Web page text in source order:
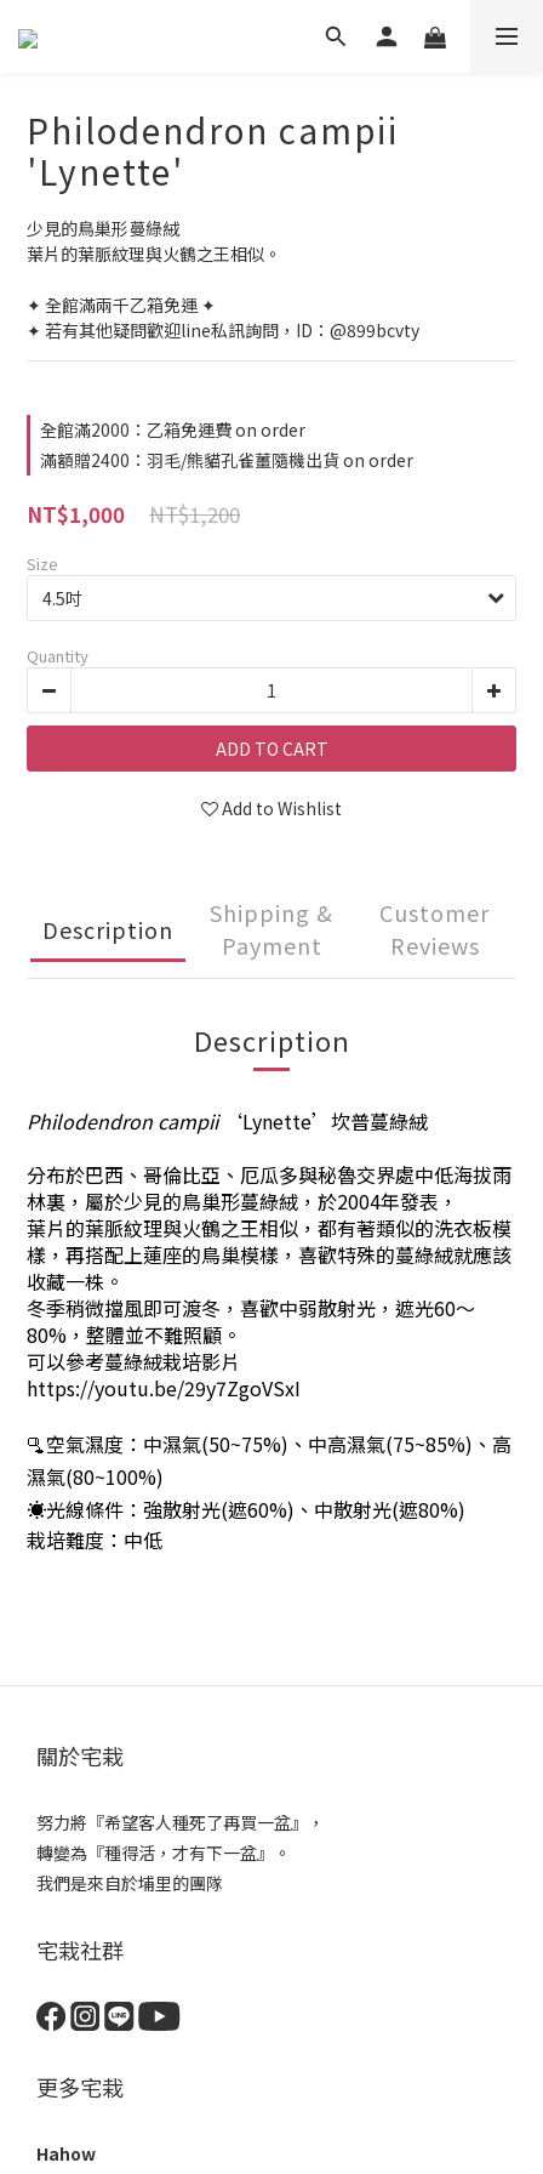
Philodendron campii
'Lynette'
少見的鳥巢形蔓綠絨
葉片的葉脈紋理與火鶴之王相似。
✦ 全館滿兩千乙箱免運 ✦
✦ 若有其他疑問歡迎line私訊詢問，ID：@899bcvty
全館滿2000：乙箱免運費 on order
滿額贈2400：羽毛/熊貓孔雀薑隨機出貨 on order
NT$1,200
NT$1,000
Size
Quantity
ADD TO CART
Add to Wishlist
Description
Shipping &
Payment
Customer
Reviews
Description
Philodendron campii‘Lynette’坎普蔓綠絨
分布於巴西、哥倫比亞、厄瓜多與秘魯交界處中低海拔雨
林裏，屬於少見的鳥巢形蔓綠絨，於2004年發表，
葉片的葉脈紋理與火鶴之王相似，都有著類似的洗衣板模
樣，再搭配上蓮座的鳥巢模樣，喜歡特殊的蔓綠絨就應該
收藏一株。
冬季稍微擋風即可渡冬， 喜歡中弱散射光，遮光60～
80%，整體並不難照顧。
可以參考蔓綠絨栽培影片
https://youtu.be/29y7ZgoVSxI
🫗空氣濕度： 中濕氣(50~75%) 、 中高濕氣(75~85%)、 高
濕氣(80~100%)
☀️光線條件： 強散射光(遮60%) 、 中散射光(遮80%)
栽培難度：中低
關於宅栽
努力將『希望客人種死了再買一盆』，
轉變為『種得活，才有下一盆』。
我們是來自於埔里的團隊
宅栽社群
更多宅栽
Hahow